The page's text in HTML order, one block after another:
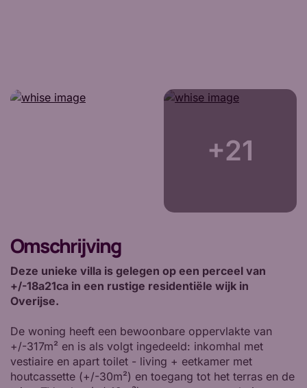
+21
Omschrijving
Deze unieke villa is gelegen op een perceel van
+/-18a21ca in een rustige residentiële wijk in
Overijse.
De woning heeft een bewoonbare oppervlakte van
+/-317m² en is als volgt ingedeeld: inkomhal met
vestiaire en apart toilet - living + eetkamer met
houtcassette (+/-30m²) en toegang tot het terras en de